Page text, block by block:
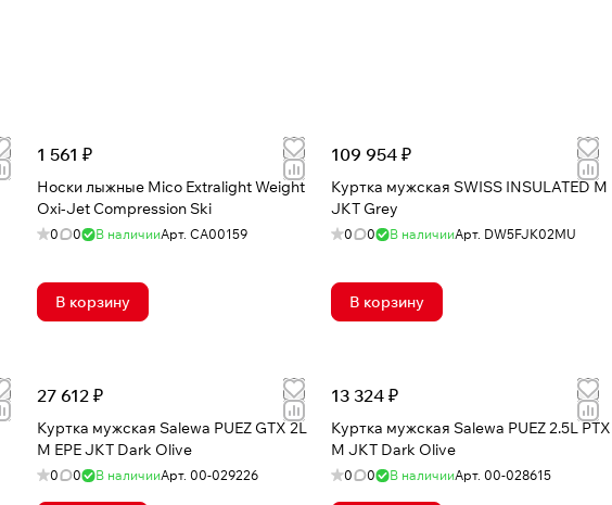
1 561 ₽
Носки лыжные Mico Extralight Weight
Oxi-Jet Compression Ski
0 0 В наличииАрт. CA00159
В корзину
109 954 ₽
Куртка мужская SWISS INSULATED M
JKT Grey
0 0 В наличииАрт. DW5FJK02MU
В корзину
27 612 ₽
Куртка мужская Salewa PUEZ GTX 2L
M EPE JKT Dark Olive
0 0 В наличииАрт. 00-029226
13 324 ₽
Куртка мужская Salewa PUEZ 2.5L PTX
M JKT Dark Olive
0 0 В наличииАрт. 00-028615